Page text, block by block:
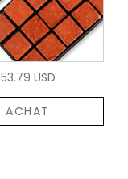
53.79 USD
ACHAT